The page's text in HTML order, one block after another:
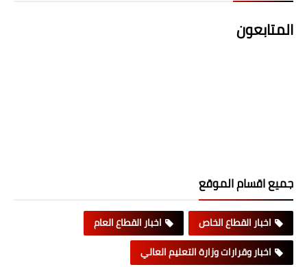
المتابعون
جميع اقسام الموقع
اخبار القطاع الخاص
اخبار القطاع العام
اخبار وقرارات وزارة التعليم العالي